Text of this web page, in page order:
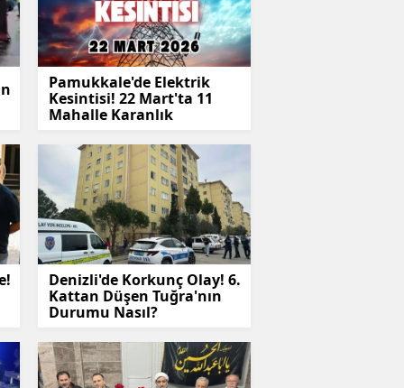
Pamukkale'de Elektrik
Kesintisi! 22 Mart'ta 11
Mahalle Karanlık
Denizli'de Korkunç Olay! 6.
Kattan Düşen Tuğra'nın
Durumu Nasıl?